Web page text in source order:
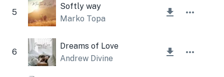
5
Softly way
Marko Topa
6
Dreams of Love
Andrew Divine